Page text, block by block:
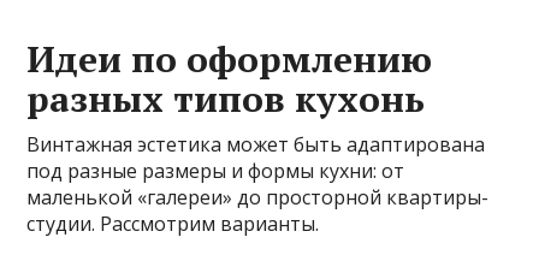
Идеи по оформлению
разных типов кухонь
Винтажная эстетика может быть адаптирована
под разные размеры и формы кухни: от
маленькой «галереи» до просторной квартиры-
студии. Рассмотрим варианты.